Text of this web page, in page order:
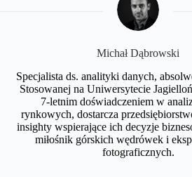
Michał Dąbrowski
Specjalista ds. analityki danych,
Stosowanej na Uniwersytecie
7-letnim doświadczeniem w
rynkowych, dostarcza
insighty wspierające ich decyzje
miłośnik górskich wędrówek i
fotograficznych.